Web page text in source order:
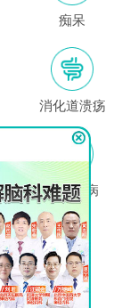
痴呆
消化道溃疡
心脏疾病